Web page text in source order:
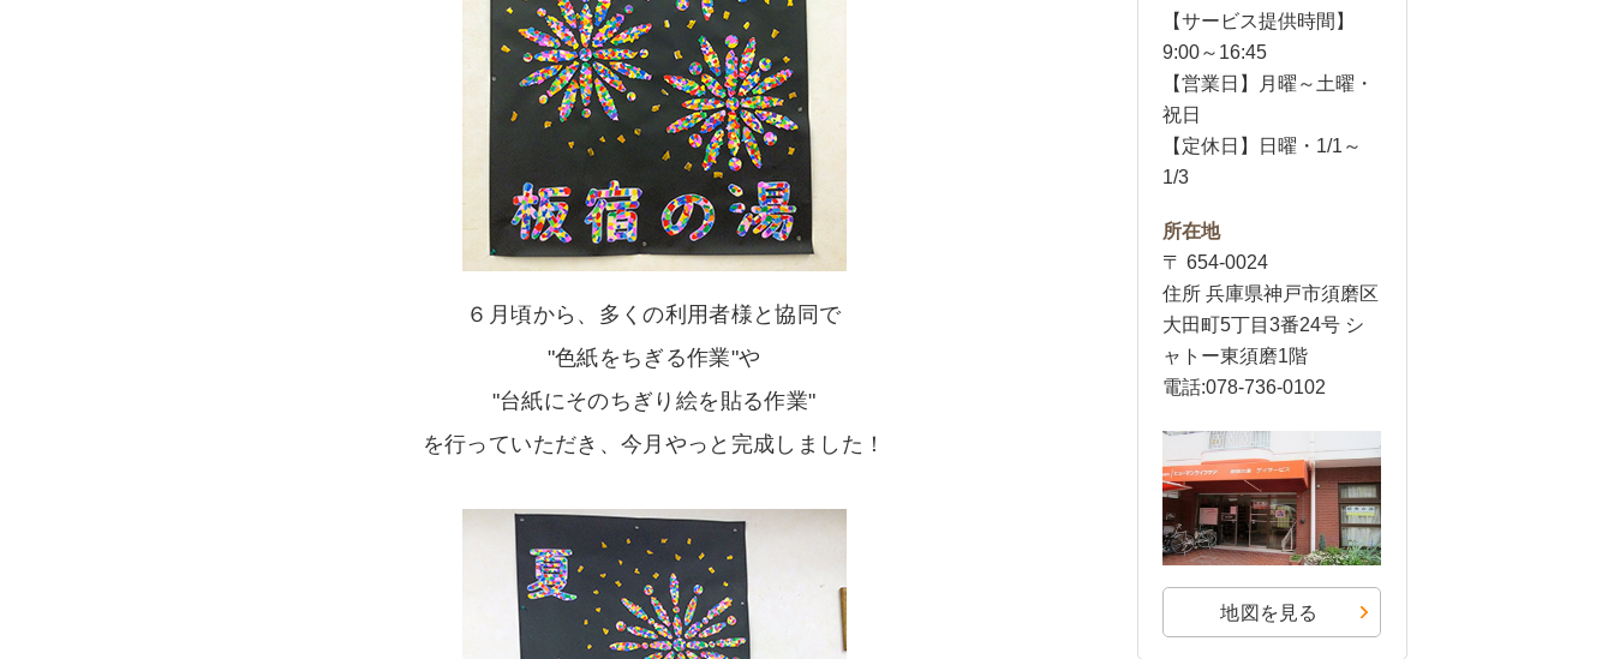
６月頃から、多くの利用者様と協同で
"色紙をちぎる作業"や
"台紙にそのちぎり絵を貼る作業"
を行っていただき、今月やっと完成しました！
【サービス提供時間】
9:00～16:45
【営業日】月曜～土曜・
祝日
【定休日】日曜・1/1～
1/3
所在地
〒 654-0024
住所 兵庫県神戸市須磨区
大田町5丁目3番24号 シ
ャトー東須磨1階
電話:078-736-0102
地図を見る